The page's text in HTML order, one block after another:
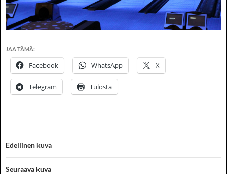
JAA TÄMÄ:
Facebook WhatsApp X
Telegram Tulosta
Edellinen kuva
Seuraava kuva